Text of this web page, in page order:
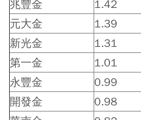
兆豐金 1.42
元大金 1.39
新光金 1.31
第一金 1.01
永豐金 0.99
開發金 0.98